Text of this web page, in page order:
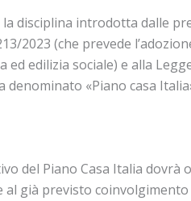
disciplina introdotta dalle
2023 (che prevede
edilizia sociale) e alla
denominato «Piano casa
del Piano Casa Italia
al già previsto